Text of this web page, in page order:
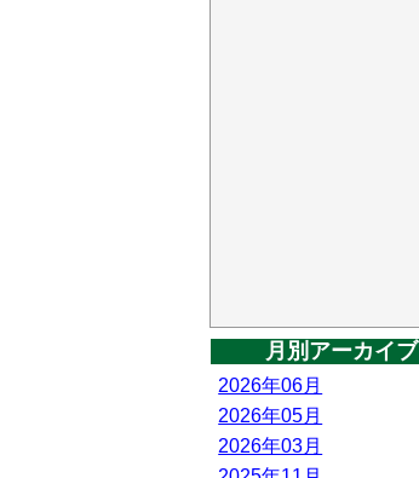
月別アーカイブ
2026年06月
2026年05月
2026年03月